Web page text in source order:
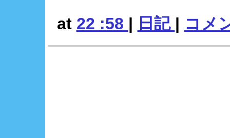
at 22 :58 | 日記 | コメ